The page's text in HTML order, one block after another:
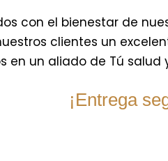
con el bienestar de
clientes un
en un aliado de Tú
¡Entrega